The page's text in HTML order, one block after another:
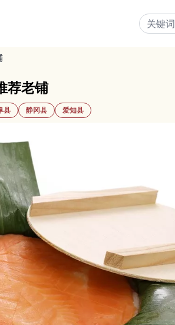
荐老铺
县 静冈县 爱知县